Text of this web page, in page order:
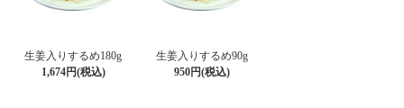
生姜入りするめ180g
1,674円(税込)
生姜入りするめ90g
950円(税込)